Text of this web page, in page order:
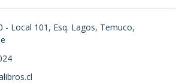
- Local 101, Esq. Lagos, Temuco,